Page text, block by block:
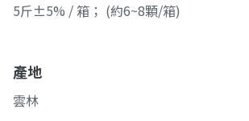
5斤±5% / 箱； (約6~8顆/箱)
產地
雲林